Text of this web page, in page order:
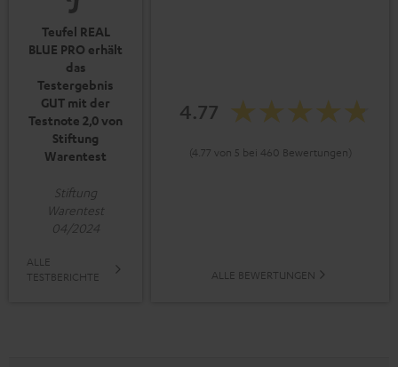
Teufel REAL
BLUE PRO erhält
das
Testergebnis
GUT mit der
Testnote 2,0 von
Stiftung
Warentest
Stiftung
Warentest
04/2024
ALLE
TESTBERICHTE
4.77
(4.77 von 5 bei 460 Bewertungen)
ALLE BEWERTUNGEN